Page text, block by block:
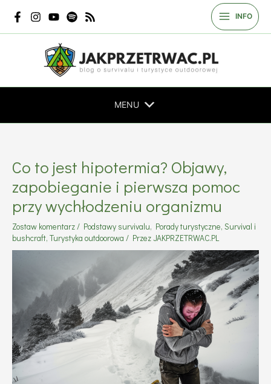
treści
INFO
MENU
Co to jest hipotermia? Objawy,
zapobieganie i pierwsza pomoc
przy wychłodzeniu organizmu
Zostaw komentarz / Podstawy survivalu, Porady turystyczne, Survival i
bushcraft, Turystyka outdoorowa / PrzezJAKPRZETRWAC.PL